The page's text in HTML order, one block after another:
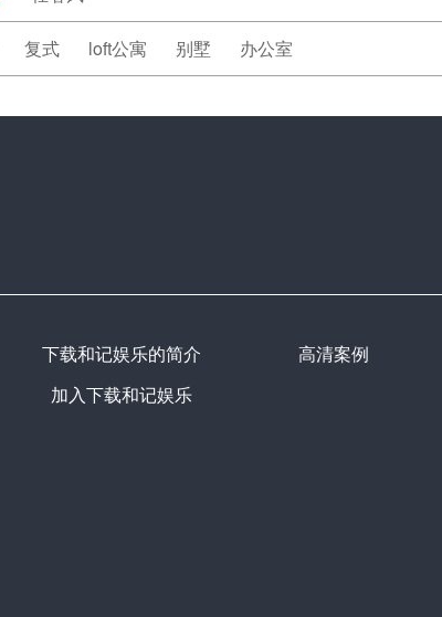
复式 loft公寓 别墅 办公室
下载和记娱乐的简介
加入下载和记娱乐
高清案例